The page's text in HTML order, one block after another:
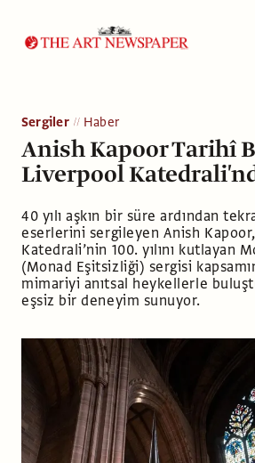
Sergiler Haber
Anish Kapoor Tarihî
Liverpool
40 yılı aşkın bir süre ardından
eserlerini sergileyen Anish
Katedrali’nin 100. yılını kutlayan
(Monad Eşitsizliği) sergisi
mimariyi anıtsal heykellerle
eşsiz bir deneyim sunuyor.